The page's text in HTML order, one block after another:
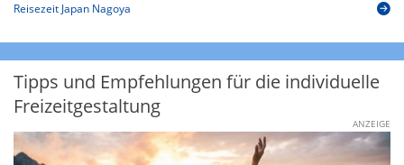
Reisezeit Japan Nagoya
Tipps und Empfehlungen für die individuelle
Freizeitgestaltung
ANZEIGE